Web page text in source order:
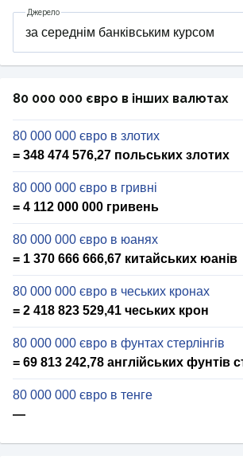
Джерело
80 000 000 євро в інших валютах
80 000 000 євро в злотих
= 348 474 576,27 польських злотих
80 000 000 євро в гривні
= 4 112 000 000 гривень
80 000 000 євро в юанях
= 1 370 666 666,67 китайських юанів
80 000 000 євро в чеських кронах
= 2 418 823 529,41 чеських крон
80 000 000 євро в фунтах стерлінгів
= 69 813 242,78 англійських фунтів
80 000 000 євро в тенге
—